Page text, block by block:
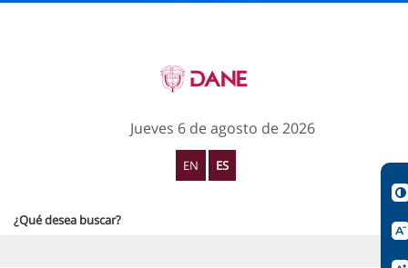
Jueves 6 de agosto de 2026
EN ES
¿Qué desea buscar?